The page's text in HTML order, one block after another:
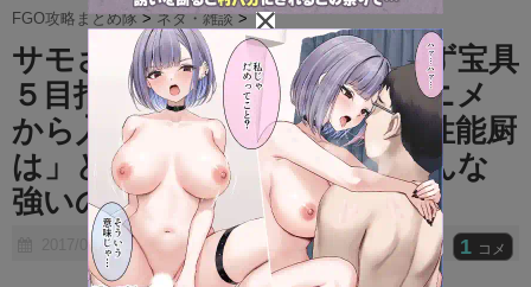
u
t
e
FGO攻略まとめ隊 >ネタ・雑談 >
サモさんの為に23日まで回さず宝具
５目指す！⇛ 「これだからアニメ
から入ったイナゴは」とか「性能厨
は」とか言われたんだけどそんな
強いの？(´・ω・`)
2017/07/14 1 コメ